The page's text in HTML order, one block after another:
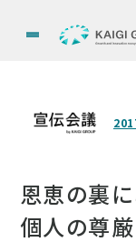
恩恵の裏
個人の尊